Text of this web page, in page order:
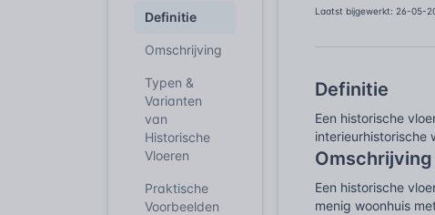
Definitie
Omschrijving
Typen &
Varianten
van
Historische
Vloeren
Praktische
Voorbeelden
Laatst bijgewerkt: 26-05-
Definitie
Een historische
interieurhistorische
Omschrijving
Een historische
menig woonhuis